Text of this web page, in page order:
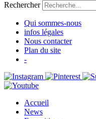
Rechercher
Qui sommes-nous
infos légales
Nous contacter
Plan du site
-
Accueil
News